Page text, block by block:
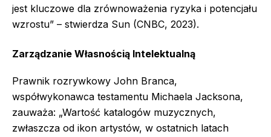
jest kluczowe dla zrównoważenia ryzyka i potencjału
wzrostu” – stwierdza Sun (CNBC, 2023).
Zarządzanie Własnością Intelektualną
Prawnik rozrywkowy John Branca,
współwykonawca testamentu Michaela Jacksona,
zauważa: „Wartość katalogów muzycznych,
zwłaszcza od ikon artystów, w ostatnich latach